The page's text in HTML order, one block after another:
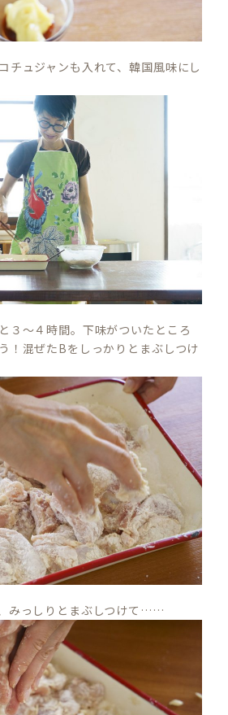
チュジャンも入れて、韓国風味にし
３～４時間。下味がついたところ
！混ぜたBをしっかりとまぶしつけ
みっしりとまぶしつけて……